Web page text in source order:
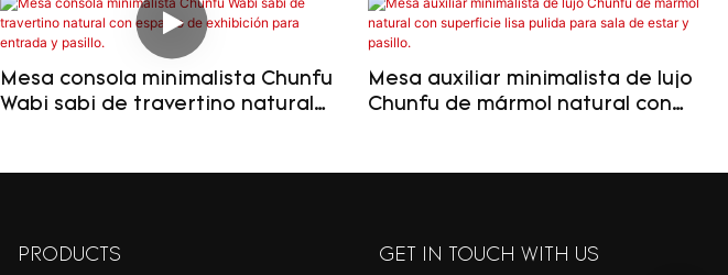
Mesa consola minimalista Chunfu
Wabi sabi de travertino natural
Mesa auxiliar minimalista de lujo
Chunfu de mármol natural con
PRODUCTS GET IN TOUCH WITH US